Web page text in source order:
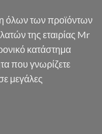
όλων των προϊόντων
της εταιρίας Mr
κατάστημα
που γνωρίζετε
μεγάλες